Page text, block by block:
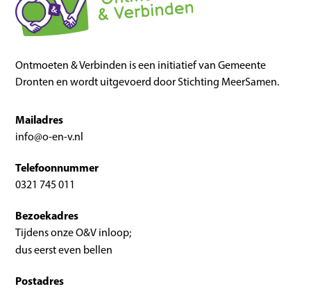
Ontmoeten & Verbinden is een initiatief van Gemeente
Dronten en wordt uitgevoerd door Stichting MeerSamen.
Mailadres
info@o-en-v.nl
Telefoonnummer
0321 745 011
Bezoekadres
Tijdens onze O&V inloop;
dus eerst even bellen
Postadres